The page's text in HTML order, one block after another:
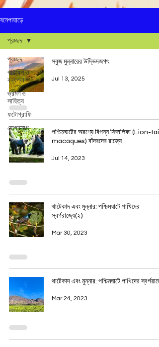
বনেপাহাড়ে
প্রচ্ছদ
পরিবেশ ও
বন্যপ্রাণ
ভ্রমণ ও
সাহিত্য
ফটোগ্রাফি
যোগাযোগ
প্রচ্ছদ
সবুজ মুন্নারের উদ্ভিদজগৎ
Jul 13, 2025
পশ্চিমঘাটের অরণ্যে বিপন্ন সিঙ্গালিকা (Lion-
macaques) বাঁদরদের রাজ্যে
Jul 14, 2023
থাটেকাদ এবং মুন্নার: পশ্চিমঘাটে পাখিদের
স্বর্গরাজ্যে(২)
Mar 30, 2023
থাটেকাদ এবং মুন্নার: পশ্চিমঘাটে পাখিদের
Mar 24, 2023